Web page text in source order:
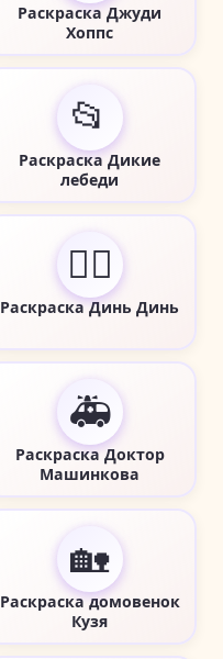
Раскраска Джуди
Хоппс
📂
Раскраска Дикие
лебеди
🧚‍♀️
Раскраска Динь Динь
🚑
Раскраска Доктор
Машинкова
🏡
Раскраска домовенок
Кузя